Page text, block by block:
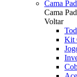
Cama
Cama
Voltar
Kit